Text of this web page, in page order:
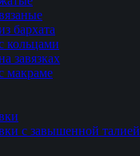
бархата
кольцами
завязках
макраме
с завышенной талией